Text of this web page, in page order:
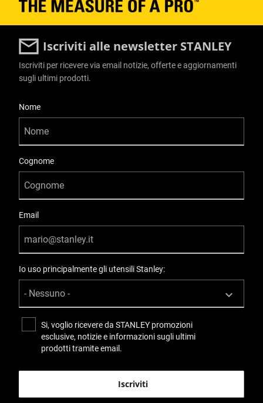
Iscriviti alle newsletter STANLEY
Iscriviti per ricevere via email notizie, offerte e aggiornamenti
sugli ultimi prodotti.
Nome
Cognome
Email
Io uso principalmente gli utensili Stanley:
Si, voglio ricevere da STANLEY promozioni
esclusive, notizie e informazioni sugli ultimi
prodotti tramite email.